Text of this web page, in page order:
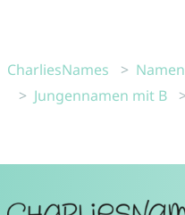
CharliesNames Namen
Jungennamen mit B